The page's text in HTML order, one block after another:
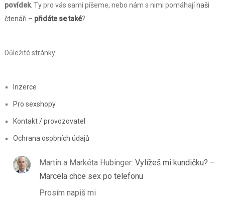
povídek. Ty pro vás sami píšeme, nebo nám s nimi pomáhajínaši
čtenáři – přidáte se také?
Důležité stránky:
Inzerce
Pro sexshopy
Kontakt / provozovatel
Ochrana osobních údajů
Martin a Markéta Hubinger: Vylížeš mi kundičku? –
Marcela chce sex po telefonu
Prosím napiš mi